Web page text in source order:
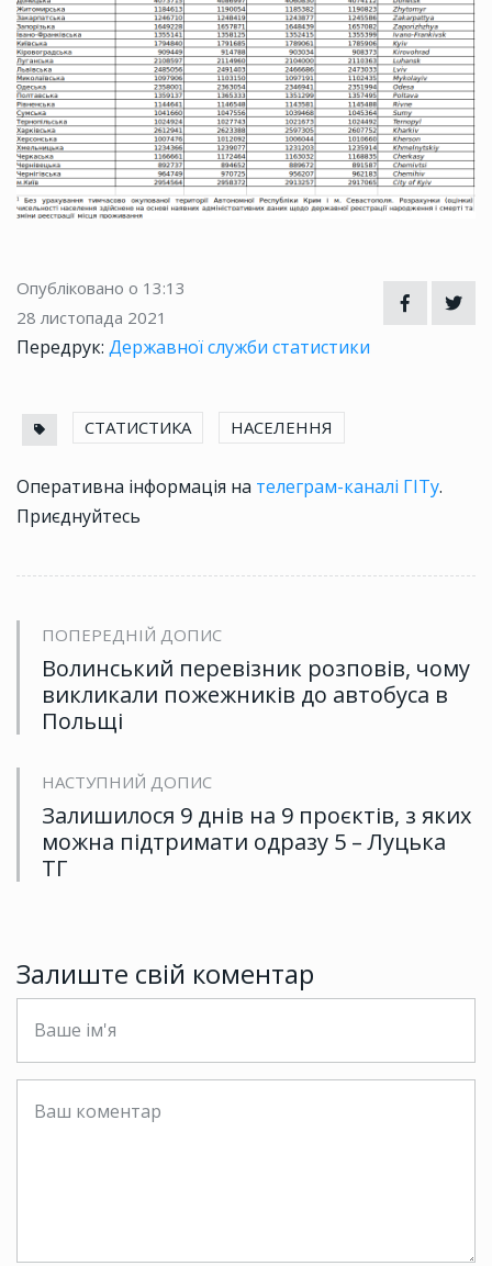
Опубліковано о 13:13
28 листопада 2021
Передрук: Державної служби статистики
СТАТИСТИКА НАСЕЛЕННЯ
Оперативна інформація на телеграм-каналі ГІТу.
Приєднуйтесь
ПОПЕРЕДНІЙ ДОПИС
Волинський перевізник розповів, чому
викликали пожежників до автобуса в
Польщі
НАСТУПНИЙ ДОПИС
Залишилося 9 днів на 9 проєктів, з яких
можна підтримати одразу 5 – Луцька
ТГ
Залиште свій коментар